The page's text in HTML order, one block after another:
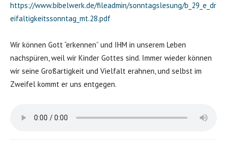
https://www.bibelwerk.de/fileadmin/sonntagslesung/b_29_e_dr
eifaltigkeitssonntag_mt.28.pdf
Wir können Gott “erkennen” und IHM in unserem Leben
nachspüren, weil wir Kinder Gottes sind. Immer wieder können
wir seine Großartigkeit und Vielfalt erahnen, und selbst im
Zweifel kommt er uns entgegen.